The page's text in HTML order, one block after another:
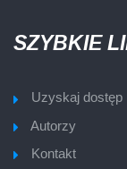
SZYBKIE
Uzyskaj dostęp
Autorzy
Kontakt